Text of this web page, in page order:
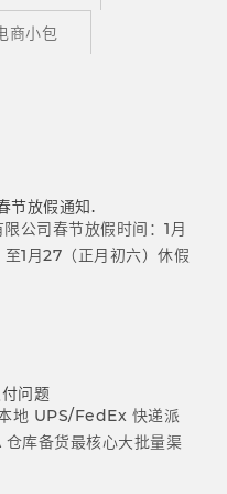
商小包
节放假通知.
公司春节放假时间：1月
1月27（正月初六）休假
问题
地 UPS/FedEx 快递派
库备货最核心大批量渠